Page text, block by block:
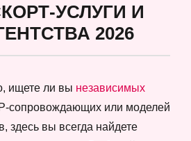
УСЛУГИ И
2026
ищете ли вы независимых
сопровождающих или моделей
здесь вы всегда найдете